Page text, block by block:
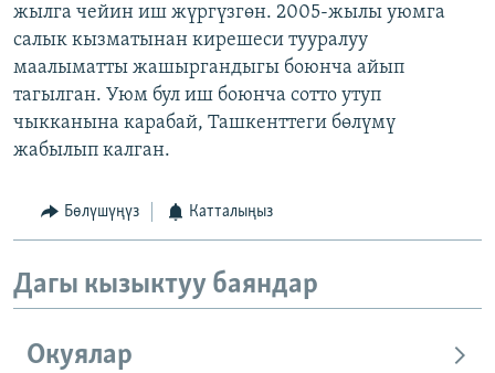
жылга чейин иш жүргүзгөн. 2005-жылы уюмга
салык кызматынан кирешеси тууралуу
маалыматты жашыргандыгы боюнча айып
тагылган. Уюм бул иш боюнча сотто утуп
чыкканына карабай, Ташкенттеги бөлүмү
жабылып калган.
Бөлүшүңүз Катталыңыз
Дагы кызыктуу баяндар
Окуялар